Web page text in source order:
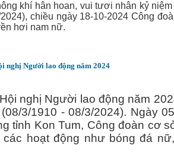
hân hoan, vui tươi nhân kỷ niệm
chiều ngày 18-10-2024 Công
hơi nam nữ.
nghị Người lao động năm 2024
nghị Người lao động năm
3/1910 - 08/3/2024). Ngày
tỉnh Kon Tum, Công đoàn cơ
hoạt động như bóng đá